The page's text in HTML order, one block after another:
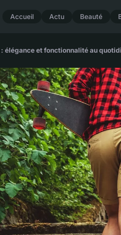
Accueil Actu Beauté
élégance et fonctionnalité au